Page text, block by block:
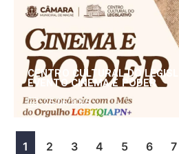
CENTRO CULTURAL DO
EVENTO CINEMA E PODER
25/06/2026
1 2 3 4 5 6 7